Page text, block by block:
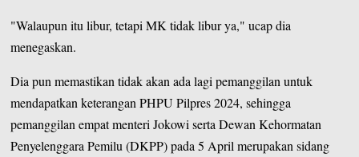
"Walaupun itu libur, tetapi MK tidak libur ya," ucap dia
menegaskan.
Dia pun memastikan tidak akan ada lagi pemanggilan untuk
mendapatkan keterangan PHPU Pilpres 2024, sehingga
pemanggilan empat menteri Jokowi serta Dewan Kehormatan
Penyelenggara Pemilu (DKPP) pada 5 April merupakan sidang